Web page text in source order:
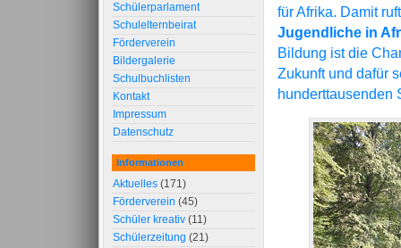
für Afrika. Damit
Jugendliche in
Bildung ist die
Zukunft und dafür
hunderttausenden
Schülerparlament
Schulelternbeirat
Förderverein
Bildergalerie
Schulbuchlisten
Kontakt
Impressum
Datenschutz
Informationen
Aktuelles (171)
Förderverein (45)
Schüler kreativ (11)
Schülerzeitung (21)